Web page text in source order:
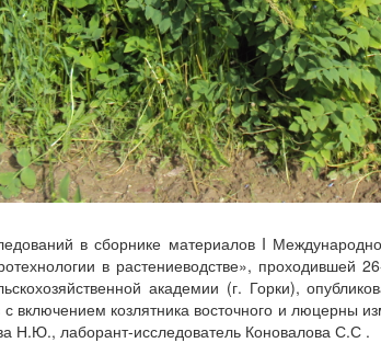
в сборнике материалов I
в растениеводстве», проходившей
академии (г. Горки),
с включением козлятника восточного и люцерны
Н.Ю., лаборант-исследователь Коновалова С.С .